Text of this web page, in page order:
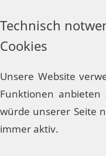
Technisch
Cookies
Unsere Website
Funktionen
würde unserer Seite
immer aktiv.